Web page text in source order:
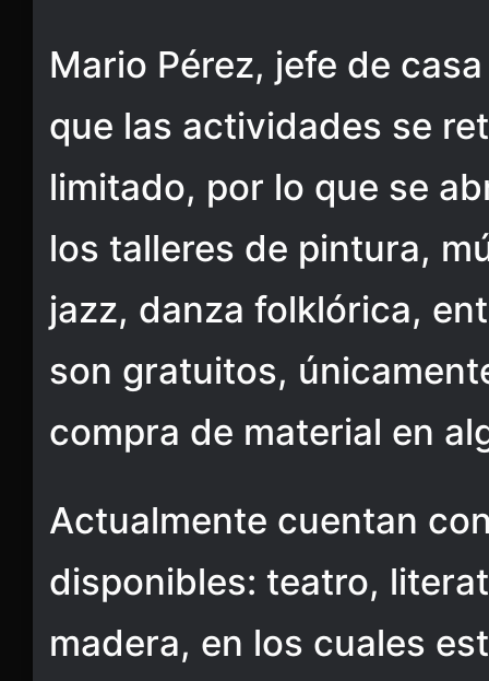
Mario Pérez, jefe de
que las actividades se
limitado, por lo que se
los talleres de pintura,
jazz, danza folklórica,
son gratuitos,
compra de material en
Actualmente cuentan
disponibles: teatro,
madera, en los cuales